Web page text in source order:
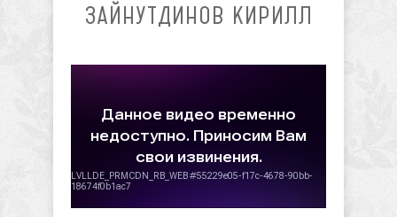
ЗАЙНУТДИНОВ КИРИЛЛ